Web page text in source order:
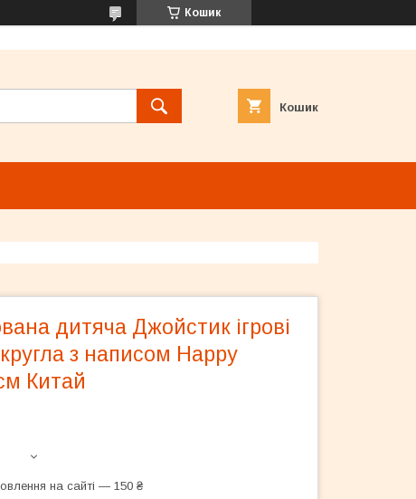
Кошик
Кошик
дитяча Джойстик ігрові
з написом Happy
Китай
на сайті — 150 ₴